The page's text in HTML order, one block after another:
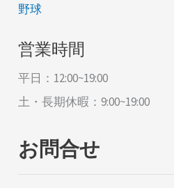
野球
営業時間
平日：12:00~19:00
土・長期休暇：9:00~19:00
お問合せ